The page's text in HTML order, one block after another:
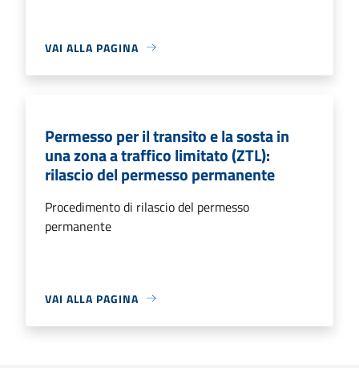
VAI ALLA PAGINA
Permesso per il transito e la sosta in
una zona a traffico limitato (ZTL):
rilascio del permesso permanente
Procedimento di rilascio del permesso
permanente
VAI ALLA PAGINA